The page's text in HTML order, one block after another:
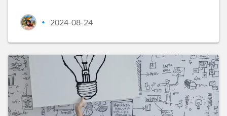
• 2024-08-24